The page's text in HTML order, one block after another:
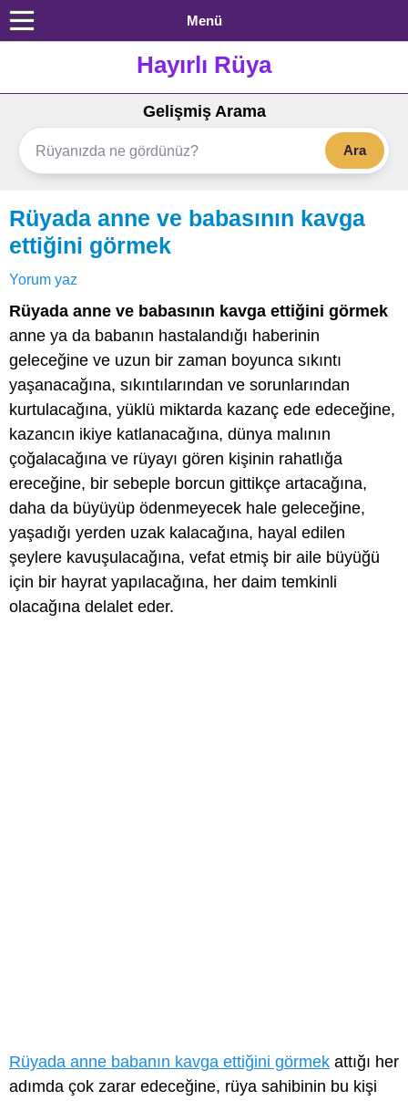
Menü
Hayırlı Rüya
Gelişmiş Arama
Ara
Rüyada anne ve babasının kavga
ettiğini görmek
Yorum yaz
Rüyada anne ve babasının kavga ettiğini görmek
anne ya da babanın hastalandığı haberinin
geleceğine ve uzun bir zaman boyunca sıkıntı
yaşanacağına, sıkıntılarından ve sorunlarından
kurtulacağına, yüklü miktarda kazanç ede edeceğine,
kazancın ikiye katlanacağına, dünya malının
çoğalacağına ve rüyayı gören kişinin rahatlığa
ereceğine, bir sebeple borcun gittikçe artacağına,
daha da büyüyüp ödenmeyecek hale geleceğine,
yaşadığı yerden uzak kalacağına, hayal edilen
şeylere kavuşulacağına, vefat etmiş bir aile büyüğü
için bir hayrat yapılacağına, her daim temkinli
olacağına delalet eder.
Rüyada anne babanın kavga ettiğini görmek attığı her
adımda çok zarar edeceğine, rüya sahibinin bu kişi